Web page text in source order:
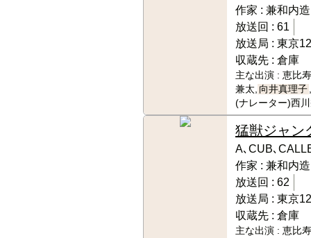
作家 : 兼和内
放送回 : 61
放送局 : 東京
収蔵先 : 倉庫
主な出演 : 恵比
兼太, 向井真理子
(ナレーター)西
猛獣ジャン
A､CUB､
作家 : 兼和内
放送回 : 62
放送局 : 東京
収蔵先 : 倉庫
主な出演 : 恵比